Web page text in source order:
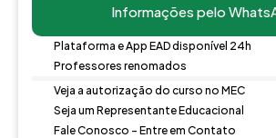
Informações pelo
Plataforma e App EAD disponível 24h
Professores renomados
Veja a autorização do curso no MEC
Seja um Representante Educacional
Fale Conosco - Entre em Contato